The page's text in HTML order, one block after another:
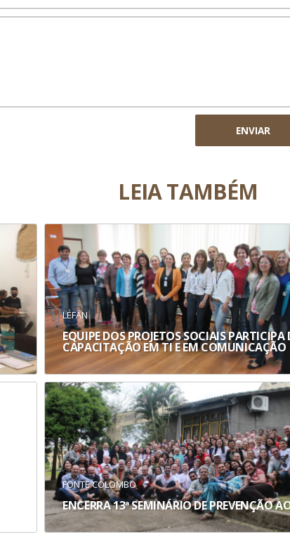
ENVIAR
LEIA TAMBÉM
LEFAN
EQUIPE DOS PROJETOS SOCIAIS PARTICIPA
CAPACITAÇÃO EM TI E EM COMUNICAÇÃO
FONTE COLOMBO
ENCERRA 13ª SEMINÁRIO DE PREVENÇÃO